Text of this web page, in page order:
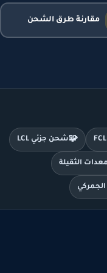
مقارنة طرق الشحن
🧩شحن جزئي LCL
الثقيلة